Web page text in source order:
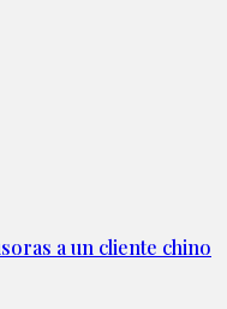
a un cliente chino